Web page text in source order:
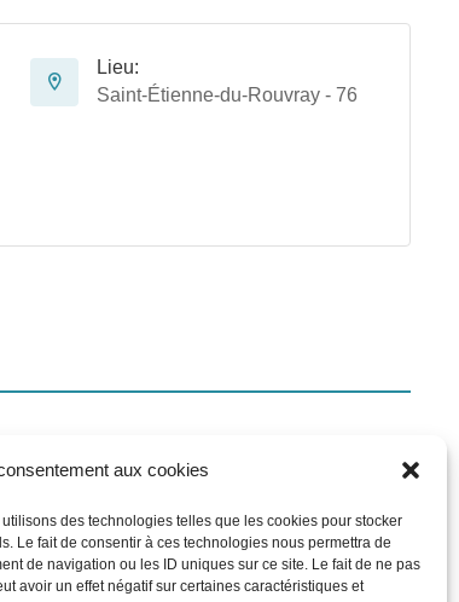
aux cookies
des technologies telles que les cookies pour stocker
Le fait de consentir à ces technologies nous permettra de
de navigation ou les ID uniques sur ce site. Le fait de ne pas
avoir un effet négatif sur certaines caractéristiques et
Lieu:
Saint-Étienne-du-Rouvray - 76